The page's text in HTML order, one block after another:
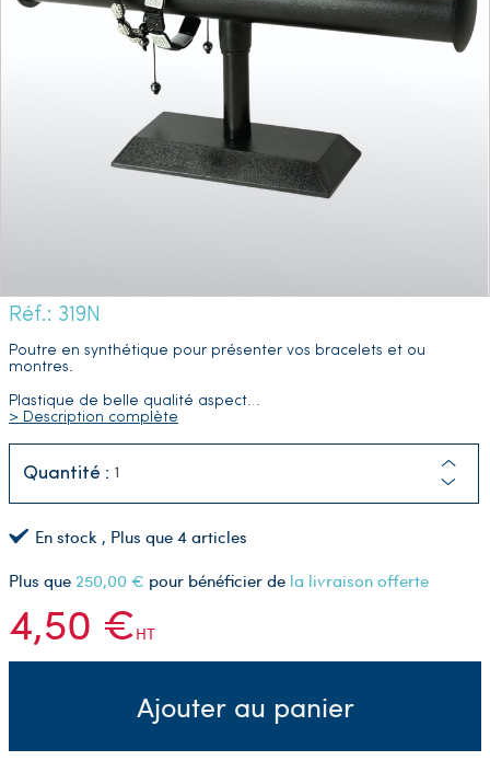
Réf.: 319N
Poutre en synthétique pour présenter vos bracelets et ou
montres.
Plastique de belle qualité aspect…
> Description complète
Quantité :
En stock , Plus que 4 articles
Plus que 250,00 € pour bénéficier de la livraison offerte
4,50 €HT
Ajouter au panier